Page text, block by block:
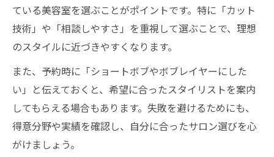
ている美容室を選ぶことがポイントです。特に「カット
技術」や「相談しやすさ」を重視して選ぶことで、理想
のスタイルに近づきやすくなります。
また、予約時に「ショートボブやボブレイヤーにした
い」と伝えておくと、希望に合ったスタイリストを案内
してもらえる場合もあります。失敗を避けるためにも、
得意分野や実績を確認し、自分に合ったサロン選びを心
がけましょう。